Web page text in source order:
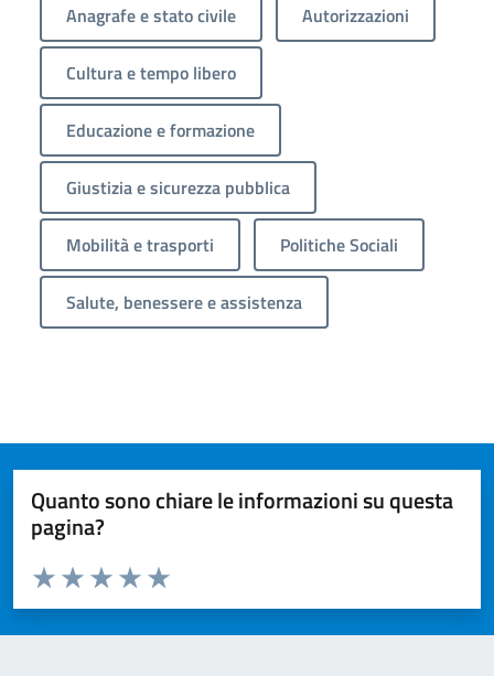
Anagrafe e stato civile Autorizzazioni
Cultura e tempo libero
Educazione e formazione
Giustizia e sicurezza pubblica
Mobilità e trasporti Politiche Sociali
Salute, benessere e assistenza
Quanto sono chiare le informazioni su questa
pagina?
Valuta da 1 a 5 stelle la pagina
Valuta 5 stelle su 5
Valuta 4 stelle su 5
Valuta 3 stelle su 5
Valuta 2 stelle su 5
Valuta 1 stelle su 5